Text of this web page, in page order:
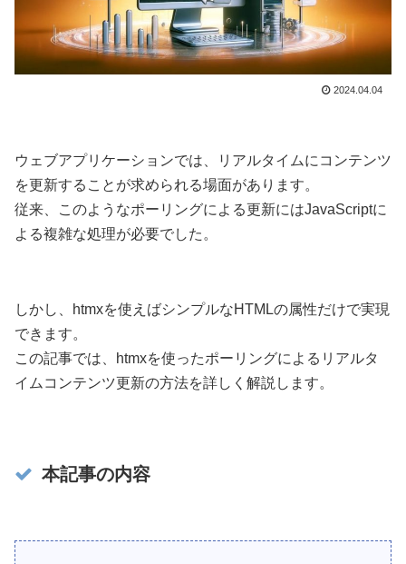
2024.04.04
ウェブアプリケーションでは、リアルタイムにコンテンツ
を更新することが求められる場面があります。
従来、このようなポーリングによる更新にはJavaScriptに
よる複雑な処理が必要でした。
しかし、htmxを使えばシンプルなHTMLの属性だけで実現
できます。
この記事では、htmxを使ったポーリングによるリアルタ
イムコンテンツ更新の方法を詳しく解説します。
本記事の内容